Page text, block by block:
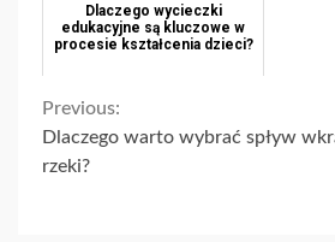
Dlaczego wycieczki
edukacyjne są kluczowe w
procesie kształcenia dzieci?
Continue
Reading
Previous:
Dlaczego warto wybrać spływ
rzeki?